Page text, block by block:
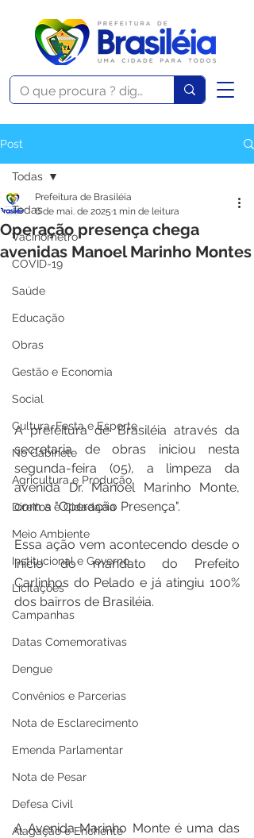
Post
Todas
Vacinômetro
COVID-19
Saúde
Educação
Obras
Gestão e Economia
Social
Cultura, Festa e Esporte
No Gabinete
Agricultura e Produção
Direitos e Cidadania
Meio Ambiente
Institucional e Governo
Licitações
Campanhas
Datas Comemorativas
Dengue
Convênios e Parcerias
Nota de Esclarecimento
Emenda Parlamentar
Nota de Pesar
Defesa Civil
Alagação e Enchente
Todas
Operação presença chega
avenidas Manoel Marinho Montes
Prefeitura de Brasiléia
6 de mai. de 2025 1 min de leitura
A prefeitura de Brasiléia através da
secretaria de obras iniciou nesta
segunda-feira (05), a limpeza da
avenida Dr. Manoel Marinho Monte,
com a "Operação Presença".
Essa ação vem acontecendo desde o
início do mandato do Prefeito
Carlinhos do Pelado e já atingiu 100%
dos bairros de Brasiléia.
A Avenida Marinho Monte é uma das